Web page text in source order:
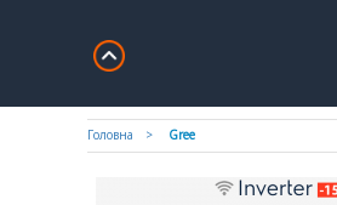
Головна Gree